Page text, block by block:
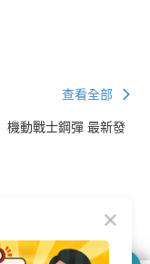
查看全部
機動戰士鋼彈 最新發